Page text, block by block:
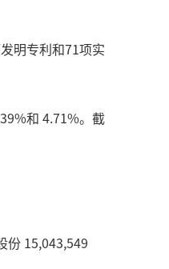
明专利和71项实
和 4.71%。截
份 15,043,549